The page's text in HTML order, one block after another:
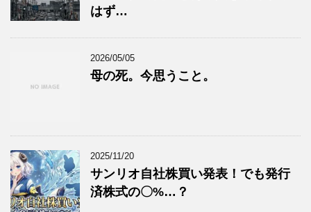
はず…
2026/05/05
母の死。今思うこと。
2025/11/20
サンリオ自社株買い発表！でも発行
済株式の〇%…？